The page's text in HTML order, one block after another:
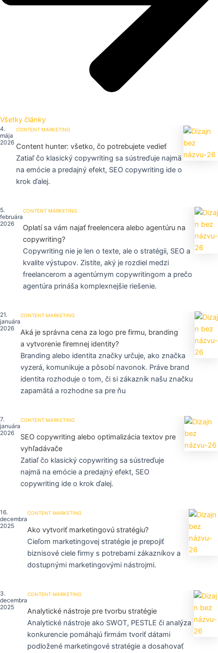
Všetky články
4.
mája
2026
CONTENT MARKETING
Content hunter: všetko, čo potrebujete vedieť
Zatiaľ čo klasický copywriting sa sústreďuje najmä
na emócie a predajný efekt, SEO copywriting ide o
krok ďalej.
5.
februára
2026
CONTENT MARKETING
Oplatí sa vám najať freelencera alebo agentúru na
copywriting?
Copywriting nie je len o texte, ale o stratégii, SEO a
kvalite výstupov. Zistite, aký je rozdiel medzi
freelancerom a agentúrnym copywritingom a prečo
agentúra prináša komplexnejšie riešenie.
21.
januára
2026
CONTENT MARKETING
Aká je správna cena za logo pre firmu, branding
a vytvorenie firemnej identity?
Branding alebo identita značky určuje, ako značka
vyzerá, komunikuje a pôsobí navonok. Práve brand
identita rozhoduje o tom, či si zákazník našu značku
zapamätá a rozhodne sa pre ňu
7.
januára
2026
CONTENT MARKETING
SEO copywriting alebo optimalizácia textov pre
vyhľadávače
Zatiaľ čo klasický copywriting sa sústreďuje
najmä na emócie a predajný efekt, SEO
copywriting ide o krok ďalej.
16.
decembra
2025
CONTENT MARKETING
Ako vytvoriť marketingovú stratégiu?
Cieľom marketingovej stratégie je prepojiť
biznisové ciele firmy s potrebami zákazníkov a
dostupnými marketingovými nástrojmi.
3.
decembra
2025
CONTENT MARKETING
Analytické nástroje pre tvorbu stratégie
Analytické nástroje ako SWOT, PESTLE či analýza
konkurencie pomáhajú firmám tvoriť dátami
podložené marketingové stratégie a dosahovať